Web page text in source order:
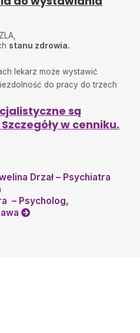
stanu zdrowia.
lekarz może wystawić
do pracy do trzech
są
w cenniku.
Drzał – Psychiatra
– Psycholog,